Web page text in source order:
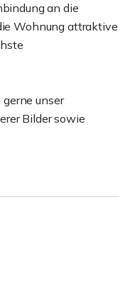
an die
Wohnung attraktive
unser
Bilder sowie